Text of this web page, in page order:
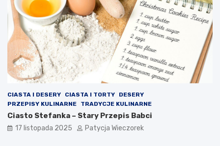
CIASTA I DESERY CIASTA I TORTY
DESERY
PRZEPISY KULINARNE
TRADYCJE KULINARNE
Ciasto Stefanka – Stary Przepis Babci
17 listopada 2025 Patycja Wieczorek